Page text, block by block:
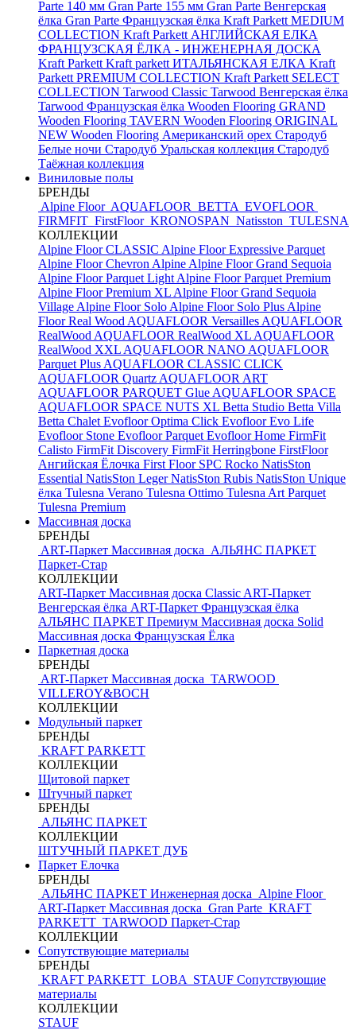
Parte 140 мм Gran Parte 155 мм Gran Parte Венгерская
ёлка Gran Parte Французская ёлка Kraft Parkett MEDIUM
COLLECTION Kraft Parkett АНГЛИЙСКАЯ ЕЛКА
ФРАНЦУЗСКАЯ ЁЛКА - ИНЖЕНЕРНАЯ ДОСКА
Kraft Parkett Kraft parkett ИТАЛЬЯНСКАЯ ЕЛКА Kraft
Parkett PREMIUM COLLECTION Kraft Parkett SELECT
COLLECTION Tarwood Classic Tarwood Венгерская ёлка
Tarwood Французская ёлка Wooden Flooring GRAND
Wooden Flooring TAVERN Wooden Flooring ORIGINAL
NEW Wooden Flooring Американский орех Стародуб
Белые ночи Стародуб Уральская коллекция Стародуб
Таёжная коллекция
Виниловые полы
БРЕНДЫ
Alpine Floor AQUAFLOOR BETTA EVOFLOOR
FIRMFIT FirstFloor KRONOSPAN Natisston TULESNA
КОЛЛЕКЦИИ
Alpine Floor CLASSIC Alpine Floor Expressive Parquet
Alpine Floor Chevron Alpine Alpine Floor Grand Sequoia
Alpine Floor Parquet Light Alpine Floor Parquet Premium
Alpine Floor Premium XL Alpine Floor Grand Sequoia
Village Alpine Floor Solo Alpine Floor Solo Plus Alpine
Floor Real Wood AQUAFLOOR Versailles AQUAFLOOR
RealWood AQUAFLOOR RealWood XL AQUAFLOOR
RealWood XXL AQUAFLOOR NANO AQUAFLOOR
Parquet Plus AQUAFLOOR CLASSIC CLICK
AQUAFLOOR Quartz AQUAFLOOR ART
AQUAFLOOR PARQUET Glue AQUAFLOOR SPACE
AQUAFLOOR SPACE NUTS XL Betta Studio Betta Villa
Betta Chalet Evofloor Optima Click Evofloor Evo Life
Evofloor Stone Evofloor Parquet Evofloor Home FirmFit
Calisto FirmFit Discovery FirmFit Herringbone FirstFloor
Ангийская Ёлочка First Floor SPC Rocko NatisSton
Essential NatisSton LegerNatisSton Rubis NatisSton Unique
ёлка Tulesna Verano Tulesna Ottimo Tulesna Art Parquet
Tulesna Premium
Массивная доска
БРЕНДЫ
ART-Паркет Массивная доска АЛЬЯНС ПАРКЕТ
Паркет-Стар
КОЛЛЕКЦИИ
ART-Паркет Массивная доска Classic ART-Паркет
Венгерская ёлка ART-Паркет Французская ёлка
АЛЬЯНС ПАРКЕТ Премиум Массивная доска Solid
Массивная доска Французская Ёлка
Паркетная доска
БРЕНДЫ
ART-Паркет Массивная доска TARWOOD
VILLEROY&BOCH
КОЛЛЕКЦИИ
Модульный паркет
БРЕНДЫ
KRAFT PARKETT
КОЛЛЕКЦИИ
Щитовой паркет
Штучный паркет
БРЕНДЫ
АЛЬЯНС ПАРКЕТ
КОЛЛЕКЦИИ
ШТУЧНЫЙ ПАРКЕТ ДУБ
Паркет Елочка
БРЕНДЫ
АЛЬЯНС ПАРКЕТ Инженерная доска Alpine Floor
ART-Паркет Массивная доска Gran Parte KRAFT
PARKETT TARWOOD Паркет-Стар
КОЛЛЕКЦИИ
Сопутствующие материалы
БРЕНДЫ
KRAFT PARKETT LOBA STAUF Сопутствующие
материалы
КОЛЛЕКЦИИ
STAUF